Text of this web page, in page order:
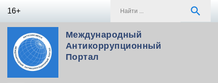
16+ search
Международный
Антикоррупционный
Портал